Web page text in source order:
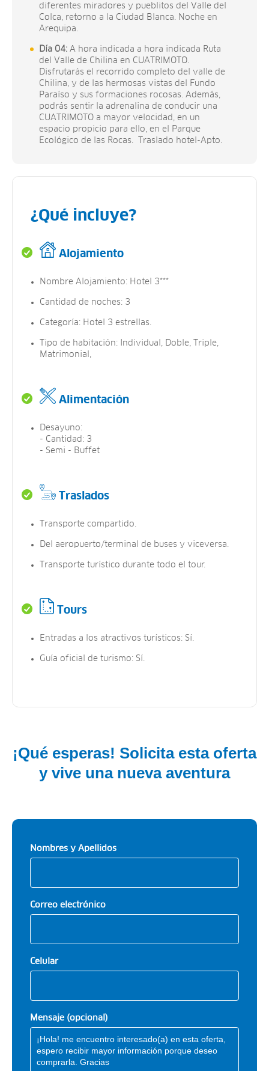
diferentes miradores y pueblitos del Valle del
Colca, retorno a la Ciudad Blanca. Noche en
Arequipa.
Día 04: A hora indicada a hora indicada Ruta
del Valle de Chilina en CUATRIMOTO.
Disfrutarás el recorrido completo del valle de
Chilina, y de las hermosas vistas del Fundo
Paraíso y sus formaciones rocosas. Además,
podrás sentir la adrenalina de conducir una
CUATRIMOTO a mayor velocidad, en un
espacio propicio para ello, en el Parque
Ecológico de las Rocas. Traslado hotel-Apto.
¿Qué incluye?
Alojamiento
Nombre Alojamiento: Hotel 3***
Cantidad de noches: 3
Categoría: Hotel 3 estrellas.
Tipo de habitación: Individual, Doble, Triple,
Matrimonial,
Alimentación
Desayuno:
- Cantidad: 3
- Semi - Buffet
Traslados
Transporte compartido.
Del aeropuerto/terminal de buses y viceversa.
Transporte turístico durante todo el tour.
Tours
Entradas a los atractivos turísticos: Sí.
Guía oficial de turismo: Sí.
¡Qué esperas! Solicita esta oferta
y vive una nueva aventura
Nombres y Apellidos
Correo electrónico
Celular
Mensaje (opcional)